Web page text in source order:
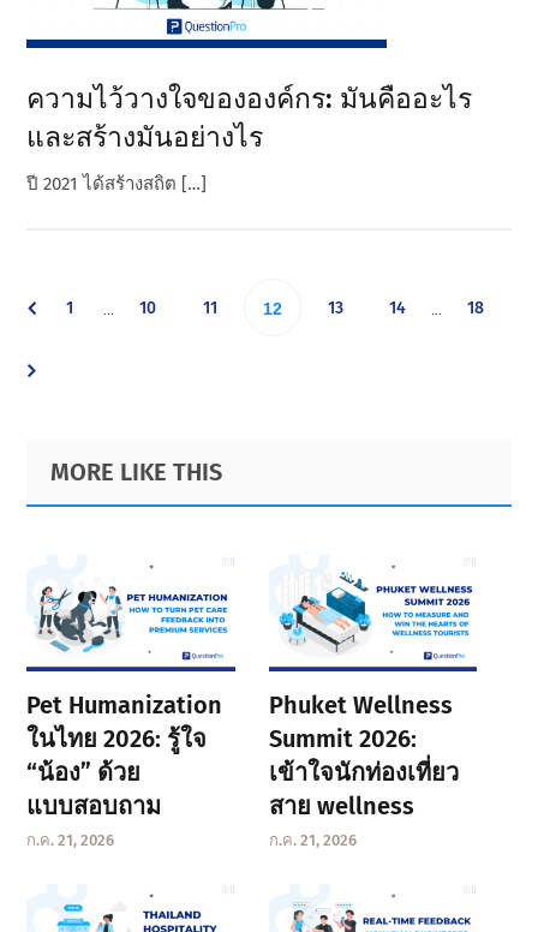
ความไว้วางใจขององค์กร: มันคืออะไร
และสร้างมันอย่างไร
ปี 2021 ได้สร้างสถิต […]
Go
1
pagesGo
10 Go
11 Go
12 Go
13 Go
14
pagesGo
18
Primary
Sidebar
Footer
MORE LIKE THIS
Pet Humanization
ในไทย 2026: รู้ใจ
“น้อง” ด้วย
แบบสอบถาม
ก.ค. 21, 2026
Phuket Wellness
Summit 2026:
เข้าใจนักท่องเที่ยว
สาย wellness
ก.ค. 21, 2026